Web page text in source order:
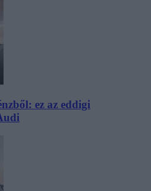
ez az eddigi